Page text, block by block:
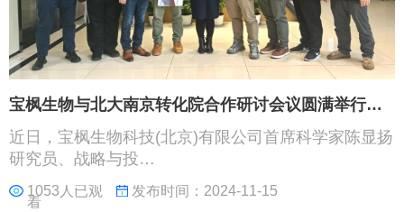
宝枫生物与北大南京转化院合作研讨会议圆满举行…
近日，宝枫生物科技(北京)有限公司首席科学家陈显扬
研究员、战略与投…
1053人已观
看
发布时间：2024-11-15